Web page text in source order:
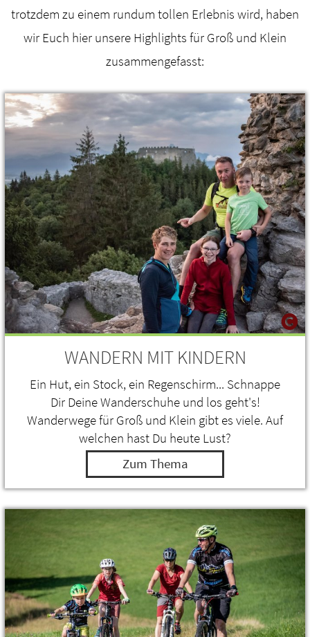
trotzdem zu einem rundum tollen Erlebnis wird, haben
wir Euch hier unsere Highlights für Groß und Klein
zusammengefasst:
WANDERN MIT KINDERN
Ein Hut, ein Stock, ein Regenschirm... Schnappe
Dir Deine Wanderschuhe und los geht's!
Wanderwege für Groß und Klein gibt es viele. Auf
welchen hast Du heute Lust?
Zum Thema